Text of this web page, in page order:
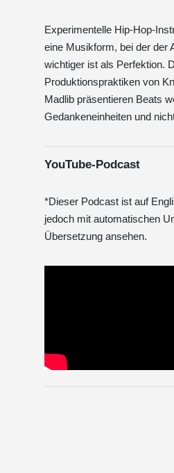
Experimentelle Hip-Hop-
eine Musikform, bei der der
wichtiger ist als Perfektion.
Produktionspraktiken von
Madlib präsentieren Beats
Gedankeneinheiten und
YouTube-Podcast
*Dieser Podcast ist auf
jedoch mit automatischen
Übersetzung ansehen.